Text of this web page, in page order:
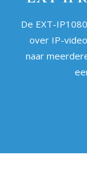
De EXT-
over IP-
naar